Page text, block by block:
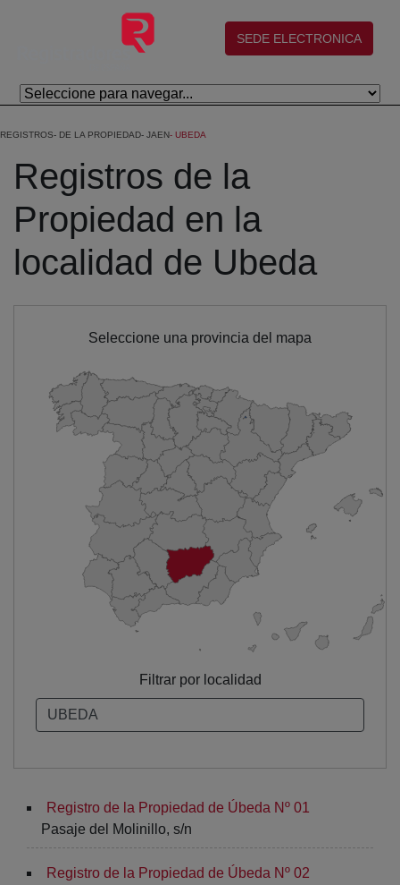
Eduki nagusira joan
(abre en nueva ventana)
SEDE ELECTRONICA
REGISTROS DE LA PROPIEDAD JAEN UBEDA
Registros de la
Propiedad en la
localidad de Ubeda
Seleccione una provincia del mapa
Filtrar por localidad
Registro de la Propiedad de Úbeda Nº 01
Pasaje del Molinillo, s/n
Registro de la Propiedad de Úbeda Nº 02